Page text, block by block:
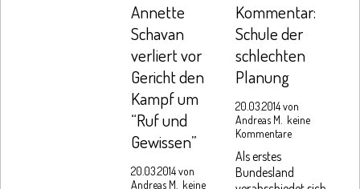
Annette
Schavan
verliert vor
Gericht den
Kampf um
“Ruf und
Gewissen”
20.03.2014 von
Andreas M. keine
Kommentar:
Schule der
schlechten
Planung
20.03.2014 von
Andreas M. keine
Kommentare
Als erstes
Bundesland